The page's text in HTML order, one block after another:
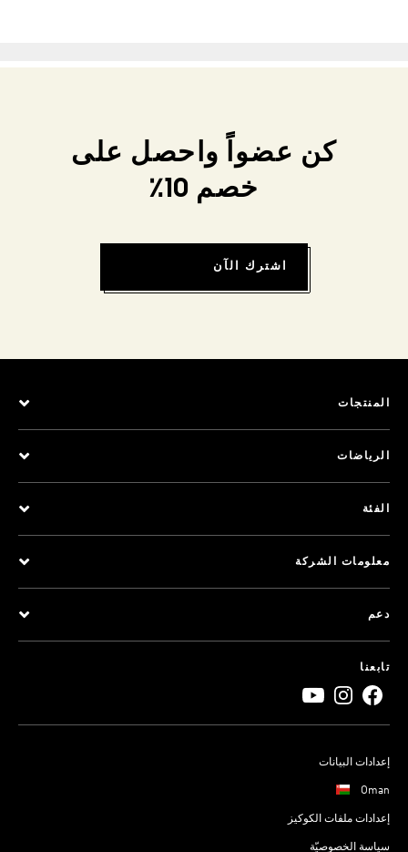
كن عضواً واحصل على
خصم 10٪
اشترك الآن
المنتجات
الرياضات
الفئة
معلومات الشركة
دعم
تابعنا
إعدادات البيانات
Oman
إعدادات ملفات الكوكيز
سياسة الخصوصيّة